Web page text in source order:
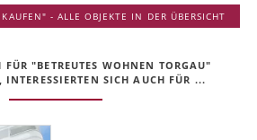
- ALLE OBJEKTE IN DER ÜBERSICHT
FÜR "BETREUTES WOHNEN TORGAU"
INTERESSIERTEN SICH AUCH FÜR ...